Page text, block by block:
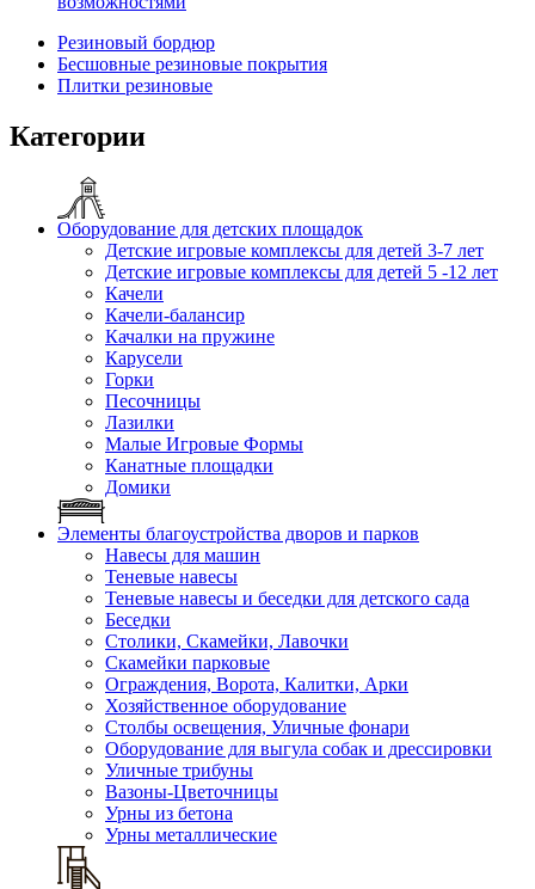
Резиновый бордюр
Бесшовные резиновые покрытия
Плитки резиновые
Категории
Оборудование для детских площадок
Детские игровые комплексы для детей 3-7 лет
Детские игровые комплексы для детей 5 -12 лет
Качели
Качели-балансир
Качалки на пружине
Карусели
Горки
Песочницы
Лазилки
Малые Игровые Формы
Канатные площадки
Домики
Элементы благоустройства дворов и парков
Навесы для машин
Теневые навесы
Теневые навесы и беседки для детского сада
Беседки
Столики, Скамейки, Лавочки
Скамейки парковые
Ограждения, Ворота, Калитки, Арки
Хозяйственное оборудование
Столбы освещения, Уличные фонари
Оборудование для выгула собак и дрессировки
Уличные трибуны
Вазоны-Цветочницы
Урны из бетона
Урны металлические